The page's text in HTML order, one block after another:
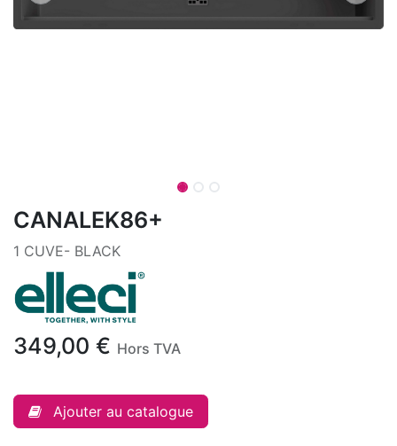
CANALEK86+
1 CUVE- BLACK
349,00 € Hors TVA
Ajouter au catalogue